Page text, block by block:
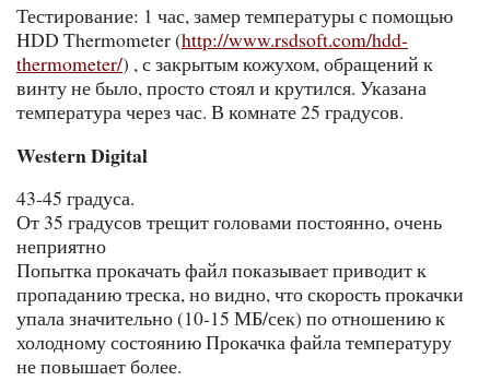
Тестирование: 1 час, замер температуры с помощью
HDD Thermometer (http://www.rsdsoft.com/hdd-
thermometer/) , с закрытым кожухом, обращений к
винту не было, просто стоял и крутился. Указана
температура через час. В комнате 25 градусов.
Western Digital
43-45 градуса.
От 35 градусов трещит головами постоянно, очень
неприятно
Попытка прокачать файл показывает приводит к
пропаданию треска, но видно, что скорость прокачки
упала значительно (10-15 МБ/сек) по отношению к
холодному состоянию Прокачка файла температуру
не повышает более.